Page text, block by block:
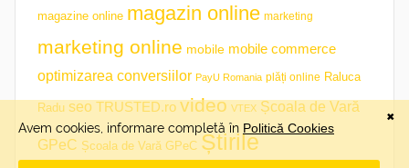
magazine online magazin online marketing
marketing online mobile mobile commerce
optimizarea conversiilor PayU Romania plăți online Raluca
Radu seo TRUSTED.ro video VTEX Școala de Vară
GPeC Școala de Vară GPeC Știrile